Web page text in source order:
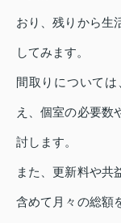
おり、残りから生
してみます。
間取りについて
え、個室の必要数
討します。
また、更新料や共
含めて月々の総額